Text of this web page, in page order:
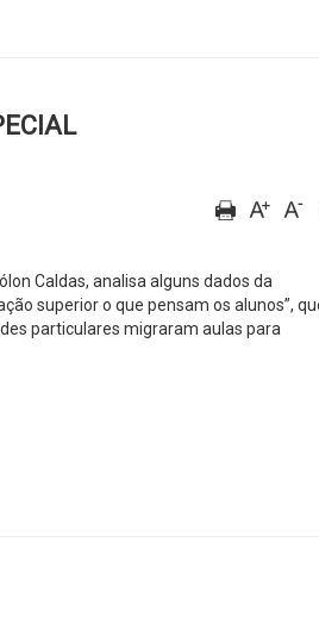
Caldas, analisa alguns dados da
superior o que pensam os alunos”,
particulares migraram aulas para